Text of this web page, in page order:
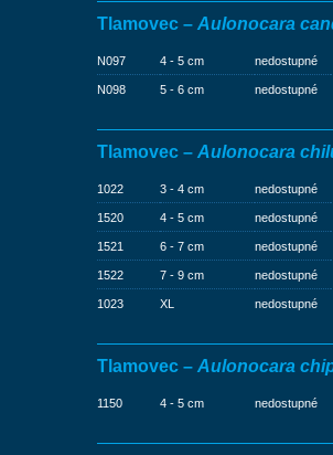
Tlamovec – Aulonocara
N097 4 - 5 cm nedostupné
N098 5 - 6 cm nedostupné
Tlamovec – Aulonocara
1022 3 - 4 cm nedostupné
1520 4 - 5 cm nedostupné
1521 6 - 7 cm nedostupné
1522 7 - 9 cm nedostupné
1023 XL nedostupné
Tlamovec – Aulonocara
1150 4 - 5 cm nedostupné